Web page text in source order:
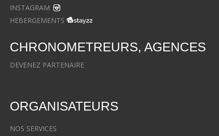
INSTAGRAM
HEBERGEMENTS
CHRONOMETREURS, AGENCES
DEVENEZ PARTENAIRE
ORGANISATEURS
NOS SERVICES